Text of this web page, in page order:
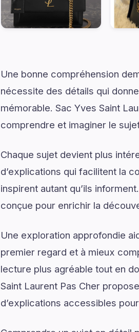
Une bonne compréhension
nécessite des détails qui
mémorable. Sac Yves Saint
comprendre et imaginer le
Chaque sujet devient plus
d’explications qui facilitent la
inspirent autant qu’ils
conçue pour enrichir la
Une exploration approfondie
premier regard et à mieux
lecture plus agréable tout en
Saint Laurent Pas Cher
d’explications accessibles